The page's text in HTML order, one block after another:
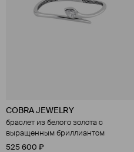
COBRA JEWELRY
браслет из белого золота с
выращенным бриллиантом
525 600 ₽